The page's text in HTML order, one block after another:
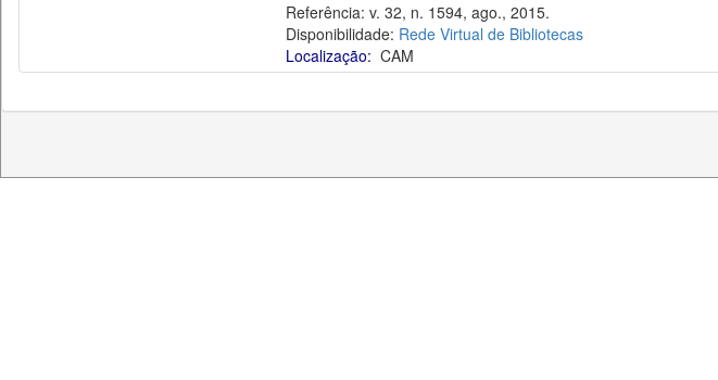
Referência: v. 32, n. 1594, ago., 2015.
Disponibilidade: Rede Virtual de Bibliotecas
Localização: CAM